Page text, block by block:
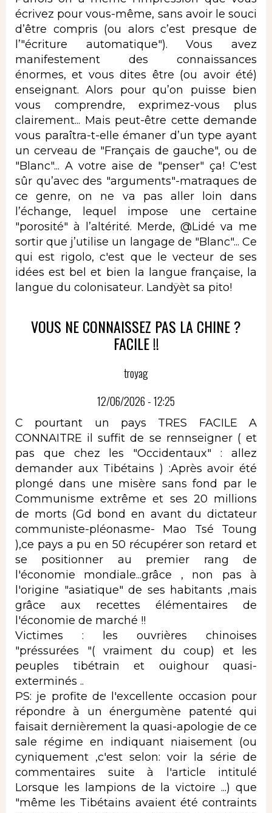
écrivez pour vous-même, sans avoir le souci
d’être compris (ou alors c’est presque de
l’"écriture automatique"). Vous avez
manifestement des connaissances
énormes, et vous dites être (ou avoir été)
enseignant. Alors pour qu’on puisse bien
vous comprendre, exprimez-vous plus
clairement... Mais peut-être cette demande
vous paraîtra-t-elle émaner d’un type ayant
un cerveau de "Français de gauche", ou de
"Blanc"... A votre aise de "penser" ça! C'est
sûr qu’avec des "arguments"-matraques de
ce genre, on ne va pas aller loin dans
l’échange, lequel impose une certaine
"porosité" à l’altérité. Merde, @Lidé va me
sortir que j’utilise un langage de "Blanc"... Ce
qui est rigolo, c'est que le vecteur de ses
idées est bel et bien la langue française, la
langue du colonisateur. Landÿèt sa pito!
VOUS NE CONNAISSEZ PAS LA CHINE ?
FACILE !!
troyag
12/06/2026 - 12:25
C pourtant un pays TRES FACILE A
CONNAITRE il suffit de se rennseigner ( et
pas que chez les "Occidentaux" : allez
demander aux Tibétains ) :Après avoir été
plongé dans une misère sans fond par le
Communisme extrême et ses 20 millions
de morts (Gd bond en avant du dictateur
communiste-pléonasme- Mao Tsé Toung
),ce pays a pu en 50 récupérer son retard et
se positionner au premier rang de
l'économie mondiale...grâce , non pas à
l'origine "asiatique" de ses habitants ,mais
grâce aux recettes élémentaires de
l'économie de marché !!
Victimes : les ouvrières chinoises
"préssurées "( vraiment du coup) et les
peuples tibétrain et ouighour quasi-
exterminés ..
PS: je profite de l'excellente occasion pour
répondre à un énergumène patenté qui
faisait dernièrement la quasi-apologie de ce
sale régime en indiquant niaisement (ou
cyniquement ,c'est selon: voir la série de
commentaires suite à l'article intitulé
Lorsque les lampions de la victoire ...) que
"même les Tibétains avaient été contraints